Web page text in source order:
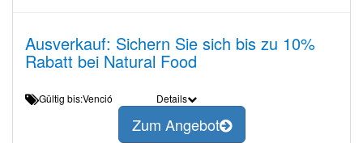
Ausverkauf: Sichern Sie sich bis zu 10%
Rabatt bei Natural Food
Gültig bis:Venció Details
Zum Angebot